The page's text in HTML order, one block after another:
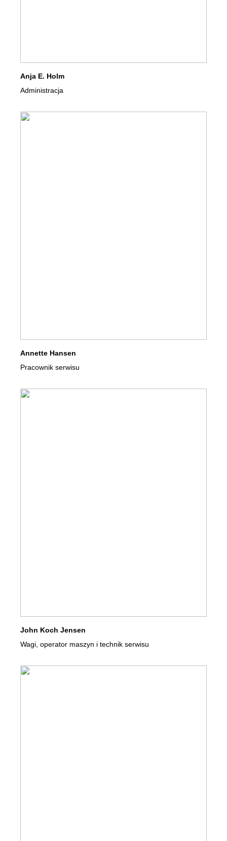
Anja E. Holm
Administracja
Annette Hansen
Pracownik serwisu
John Koch Jensen
Wagi, operator maszyn i technik serwisu